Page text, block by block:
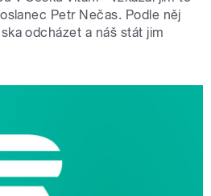
Petr Nečas. Podle něj
odcházet a náš stát jim